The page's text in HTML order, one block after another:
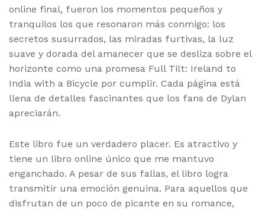
online final, fueron los momentos pequeños y
tranquilos los que resonaron más conmigo: los
secretos susurrados, las miradas furtivas, la luz
suave y dorada del amanecer que se desliza sobre el
horizonte como una promesa Full Tilt: Ireland to
India with a Bicycle por cumplir. Cada página está
llena de detalles fascinantes que los fans de Dylan
apreciarán.
Este libro fue un verdadero placer. Es atractivo y
tiene un libro online​ único que me mantuvo
enganchado. A pesar de sus fallas, el libro logra
transmitir una emoción genuina. Para aquellos que
disfrutan de un poco de picante en su romance,